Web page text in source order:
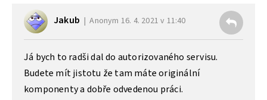
Jakub Anonym 16. 4. 2021 v 11:40
Já bych to radši dal do autorizovaného servisu.
Budete mít jistotu že tam máte originální
komponenty a dobře odvedenou práci.